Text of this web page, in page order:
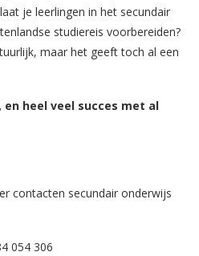
je leerlingen in het secundair
studiereis voorbereiden?
maar het geeft toch al een
en heel veel succes met al
contacten secundair onderwijs
054 306